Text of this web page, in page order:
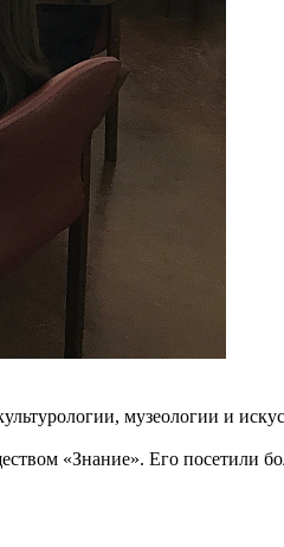
музеологии и
«Знание». Его посетили